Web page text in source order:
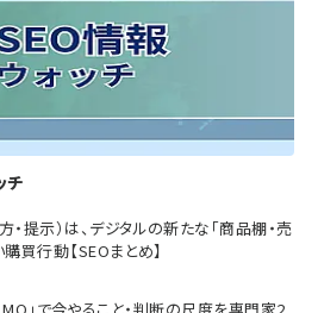
チ
提示）は、デジタルの新たな「商品棚・売
買行動【SEOまとめ】